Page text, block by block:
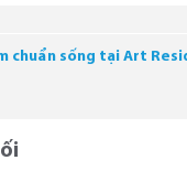
chuẩn sống tại Art